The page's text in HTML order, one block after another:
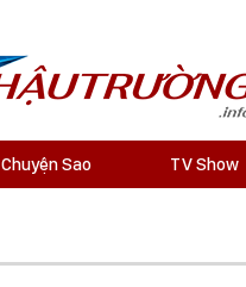
Chuyện Sao TV Show